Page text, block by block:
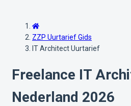
ZZP Uurtarief Gids
IT Architect Uurtarief
Freelance IT
Nederland 2026